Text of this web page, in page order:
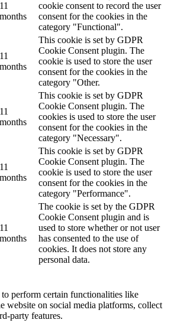
11
months
cookie consent to record the user
consent for the cookies in the
category "Functional".
11
months
This cookie is set by GDPR
Cookie Consent plugin. The
cookie is used to store the user
consent for the cookies in the
category "Other.
11
months
This cookie is set by GDPR
Cookie Consent plugin. The
cookies is used to store the user
consent for the cookies in the
category "Necessary".
11
months
This cookie is set by GDPR
Cookie Consent plugin. The
cookie is used to store the user
consent for the cookies in the
category "Performance".
11
months
The cookie is set by the GDPR
Cookie Consent plugin and is
used to store whether or not user
has consented to the use of
cookies. It does not store any
personal data.
perform certain functionalities like
website on social media platforms, collect
party features.